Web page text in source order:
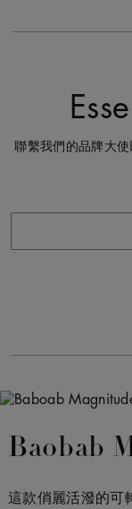
聯繫我們的品牌大
Baobab
這款俏麗活潑的可